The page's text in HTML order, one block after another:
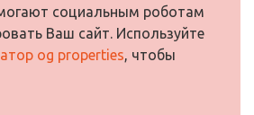
социальным роботам
Ваш сайт. Используйте
og properties, чтобы